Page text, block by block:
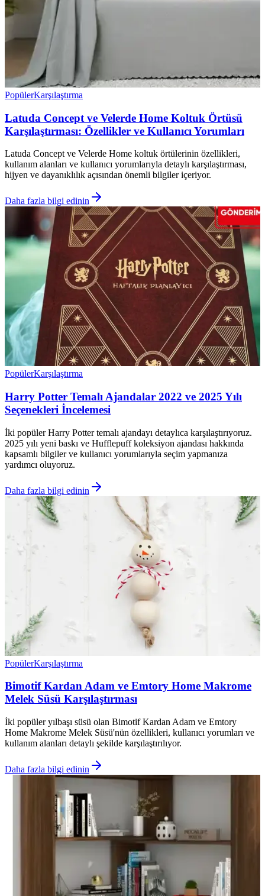
PopülerKarşılaştırma
Latuda Concept ve Velerde Home Koltuk Örtüsü
Karşılaştırması: Özellikler ve Kullanıcı Yorumları
Latuda Concept ve Velerde Home koltuk örtülerinin özellikleri,
kullanım alanları ve kullanıcı yorumlarıyla detaylı karşılaştırması,
hijyen ve dayanıklılık açısından önemli bilgiler içeriyor.
Daha fazla bilgi edinin
PopülerKarşılaştırma
Harry Potter Temalı Ajandalar 2022 ve 2025 Yılı
Seçenekleri İncelemesi
İki popüler Harry Potter temalı ajandayı detaylıca karşılaştırıyoruz.
2025 yılı yeni baskı ve Hufflepuff koleksiyon ajandası hakkında
kapsamlı bilgiler ve kullanıcı yorumlarıyla seçim yapmanıza
yardımcı oluyoruz.
Daha fazla bilgi edinin
PopülerKarşılaştırma
Bimotif Kardan Adam ve Emtory Home Makrome
Melek Süsü Karşılaştırması
İki popüler yılbaşı süsü olan Bimotif Kardan Adam ve Emtory
Home Makrome Melek Süsü'nün özellikleri, kullanıcı yorumları ve
kullanım alanları detaylı şekilde karşılaştırılıyor.
Daha fazla bilgi edinin